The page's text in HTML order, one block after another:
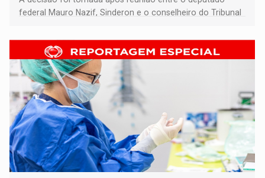
federal Mauro Nazif, Sinderon e o conselheiro do Tribunal